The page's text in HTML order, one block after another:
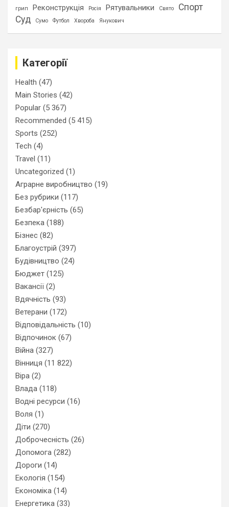
грип Реконструкція Росія Рятувальники Свято
Спорт
Суд
Сумо Футбол Хвороба Янукович
Категорії
Health (47)
Main Stories (42)
Popular (5 367)
Recommended (5 415)
Sports (252)
Tech (4)
Travel (11)
Uncategorized (1)
Аграрне виробництво (19)
Без рубрики (117)
Безбар'єрність (65)
Безпека (188)
Бізнес (82)
Благоустрій (397)
Будівництво (24)
Бюджет (125)
Вакансії (2)
Вдячність (93)
Ветерани (172)
Відповідальність (10)
Відпочинок (67)
Війна (327)
Вінниця (11 822)
Віра (2)
Влада (118)
Водні ресурси (16)
Воля (1)
Діти (270)
Доброчесність (26)
Допомога (282)
Дороги (14)
Екологія (154)
Економіка (14)
Енергетика (33)